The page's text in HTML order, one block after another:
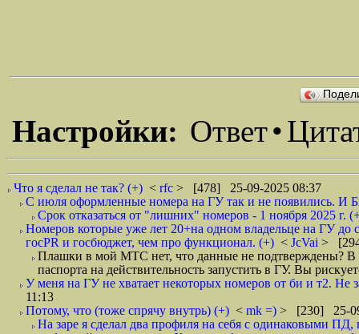
Настройки: Ответ•
Что я сделал не так? (+) < rfc > [478] 25-09-2025 08:37
С июля оформленные номера на ГУ так и не появились. И
Срок отказаться от "лишних" номеров - 1 ноября 2025 г.
Номеров которые уже лет 20+на одном владельце на ГУ до
госPR и госбюджет, чем про функционал. (+) < JcVai >
Плашки в мой МТС нет, что данные не подтверждены?
паспорта на действительность запустить в ГУ. Вы
У меня на ГУ не хватает некоторых номеров от би и т2. Не
11:13
Потому, что (тоже спрячу внутрь) (+) < mk =) > [230] 25-
На заре я сделал два профиля на себя с одинаковыми